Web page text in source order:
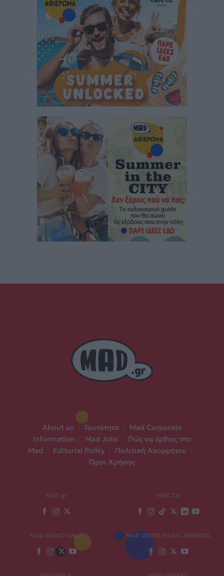
About us Ταυτότητα
Mad Corporate
Information
Mad Jobs
Πώς να έρθεις στο
Mad
Editorial Policy Πολιτική Απορρήτου
Όροι Χρήσης
MAD.gr MAD TV
MAD RADIO 106,2 MAD VIDEO MUSIC AWARDS